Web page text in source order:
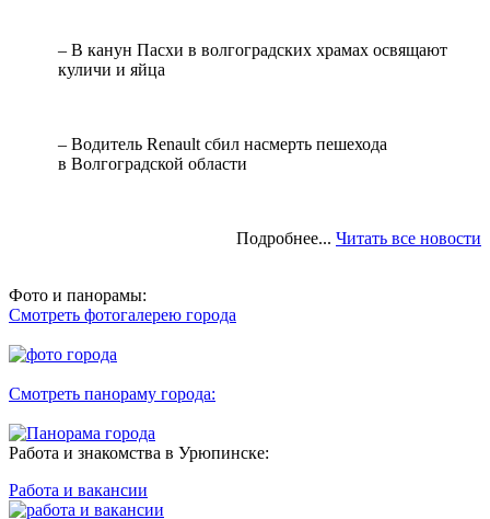
– В канун Пасхи в волгоградских храмах освящают
куличи и яйца
– Водитель Renault сбил насмерть пешехода
в Волгоградской области
Подробнее... Читать все новости
Фото и панорамы:
Смотреть фотогалерею города
Смотреть панораму города:
Работа и знакомства в Урюпинске:
Работа и вакансии